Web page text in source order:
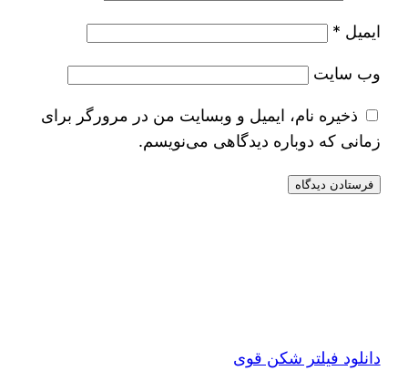
ایمیل *
وب‌ سایت
ذخیره نام، ایمیل و وبسایت من در مرورگر برای
زمانی که دوباره دیدگاهی می‌نویسم.
دانلود فیلتر شکن قوی